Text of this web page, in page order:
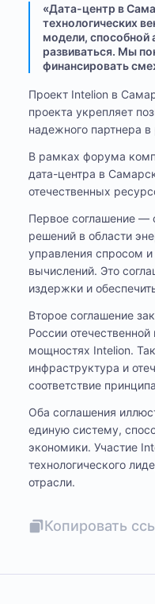
«Дата-центр в
технологических
модели, способной
развиваться. Мы
финансировать
Проект Intelion в
проекта укрепляет
надежного партнера
В рамках форума
дата-центра в
отечественных
Первое соглашение —
решений в области
управления спросом
вычислений. Это
издержки и
Второе соглашение
России
мощностях Intelion.
инфраструктура и
соответствие
Оба соглашения
единую систему,
экономики. Участие
технологического
отрасли.
Копировать